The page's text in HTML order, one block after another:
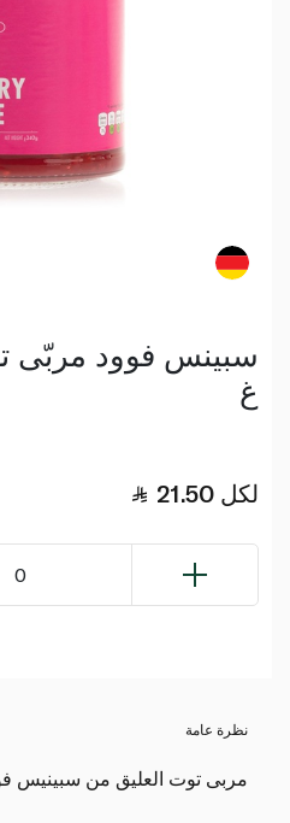
غ
21.50 لكل
0
نظرة عامة
مربى توت العليق من سبينيس